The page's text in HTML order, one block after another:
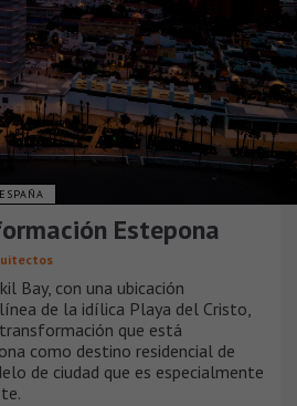
ESPAÑA
Estepona
Bay, con una ubicación
de la idílica Playa del Cristo,
que está
como destino residencial de
de ciudad que es especialmente